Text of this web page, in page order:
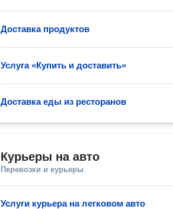
Доставка продуктов
Услуга «Купить и доставить»
Доставка еды из ресторанов
Курьеры на авто
Перевозки и курьеры
Услуги курьера на легковом авто